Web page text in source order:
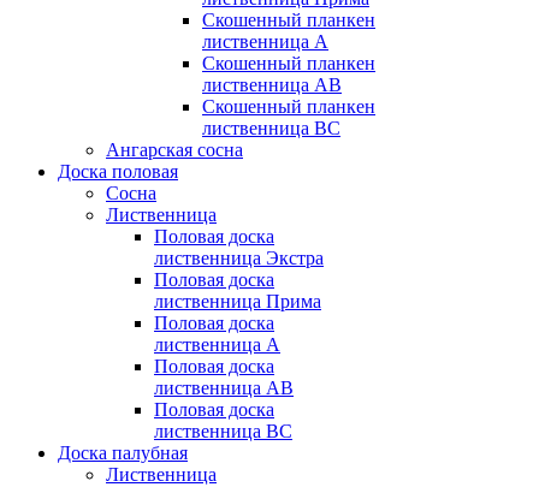
Скошенный планкен
лиственница А
Скошенный планкен
лиственница AB
Скошенный планкен
лиственница BC
Ангарская сосна
Доска половая
Сосна
Лиственница
Половая доска
лиственница Экстра
Половая доска
лиственница Прима
Половая доска
лиственница А
Половая доска
лиственница АB
Половая доска
лиственница BC
Доска палубная
Лиственница